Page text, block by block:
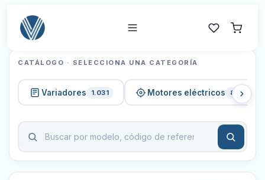
CATÁLOGO · SELECCIONA UNA CATEGORÍA
Variadores 1.031 Motores eléctricos 820